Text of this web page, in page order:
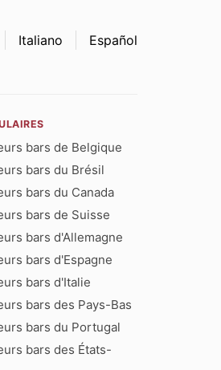
Italiano Español
bars de Belgique
bars du Brésil
bars du Canada
bars de Suisse
bars d'Allemagne
bars d'Espagne
bars d'Italie
bars des Pays-Bas
bars du Portugal
bars des États-